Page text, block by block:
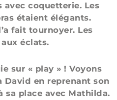
avec coquetterie. Les
étaient élégants.
fait tournoyer. Les
éclats.
sur « play » ! Voyons
David en reprenant son
sa place avec Mathilda.